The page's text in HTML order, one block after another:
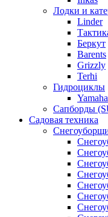
Лодки и
Linder
Беркут
Barents
Grizzly
Terhi
Гидроциклы
Yamaha
Сапборды
Садовая техника